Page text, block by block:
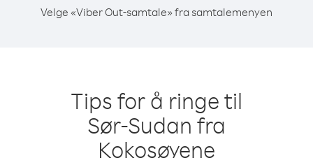
Velge «Viber Out-samtale» fra samtalemenyen
Tips for å ringe til
Sør-Sudan fra
Kokosøyene